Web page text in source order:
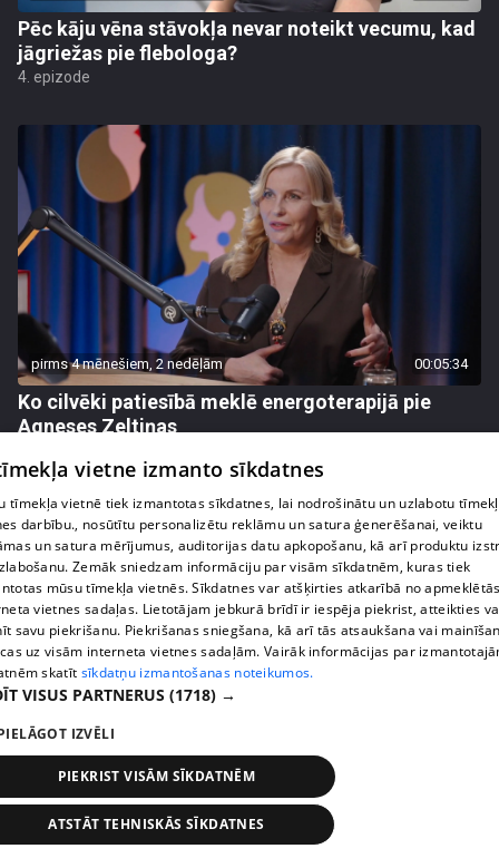
Pēc kāju vēna stāvokļa nevar noteikt vecumu, kad
jāgriežas pie flebologa?
4. epizode
pirms 4 mēnešiem, 2 nedēļām 00:05:34
Ko cilvēki patiesībā meklē energoterapijā pie
Agneses Zeltiņas
pirms 4 mēnešiem, 2 nedēļām
Lolita Neimane liek aizmirst diētas un skaidro kas
patiesībā strādā pēc 40
3. epizode
vietne izmanto sīkdatnes
tīmekļa vietnē tiek izmantotas sīkdatnes, lai nodrošinātu un uzlabotu
darbību., nosūtītu personalizētu reklāmu un satura ģenerēšanai, veiktu
un satura mērījumus, auditorijas datu apkopošanu, kā arī produktu
Zemāk sniedzam informāciju par visām sīkdatnēm, kuras tiek
mūsu tīmekļa vietnēs. Sīkdatnes var atšķirties atkarībā no
vietnes sadaļas. Lietotājam jebkurā brīdī ir iespēja piekrist, atteikties
savu piekrišanu. Piekrišanas sniegšana, kā arī tās atsaukšana vai
uz visām interneta vietnes sadaļām. Vairāk informācijas par
skatīt sīkdatņu izmantošanas noteikumos.
VISUS PARTNERUS (1718) →
IZVĒLI
PIEKRIST VISĀM SĪKDATNĒM
ATSTĀT TEHNISKĀS SĪKDATNES